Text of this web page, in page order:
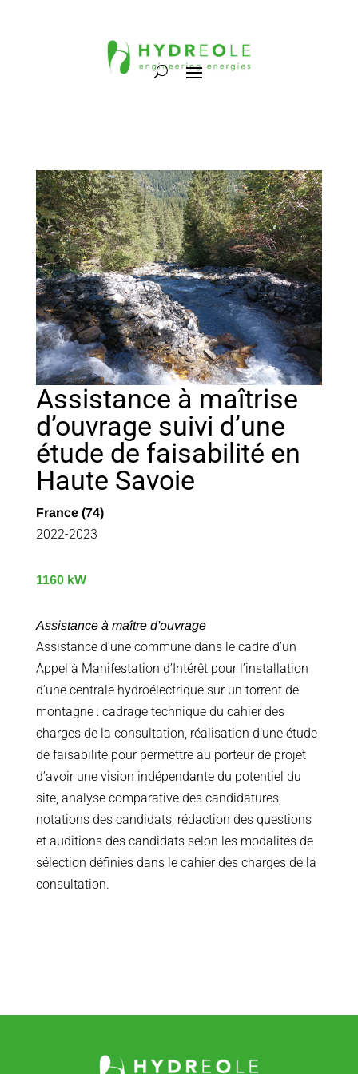
Assistance à maîtrise
d’ouvrage suivi d’une
étude de faisabilité en
Haute Savoie
France (74)
2022-2023
1160 kW
Assistance à maître d'ouvrage
Assistance d’une commune dans le cadre d’un
Appel à Manifestation d’Intérêt pour l’installation
d’une centrale hydroélectrique sur un torrent de
montagne : cadrage technique du cahier des
charges de la consultation, réalisation d’une étude
de faisabilité pour permettre au porteur de projet
d’avoir une vision indépendante du potentiel du
site, analyse comparative des candidatures,
notations des candidats, rédaction des questions
et auditions des candidats selon les modalités de
sélection définies dans le cahier des charges de la
consultation.